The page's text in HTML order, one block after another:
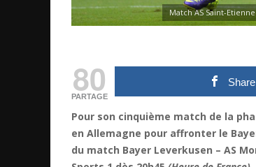
Match AS Saint-
80
PARTAGE
Share
Pour son cinquième match de la
en Allemagne pour affronter le
du match Bayer Leverkusen – AS